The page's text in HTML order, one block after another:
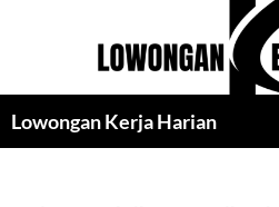
Lowongan Kerja Harian